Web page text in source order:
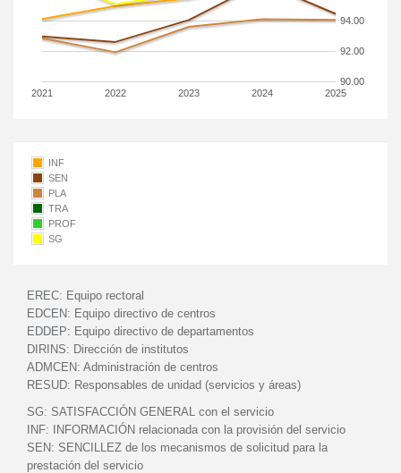
2021 2022 2023 2024 2025
90.00
92.00
94.00
INF
SEN
PLA
TRA
PROF
SG
EREC: Equipo rectoral
EDCEN: Equipo directivo de centros
EDDEP: Equipo directivo de departamentos
DIRINS: Dirección de institutos
ADMCEN: Administración de centros
RESUD: Responsables de unidad (servicios y áreas)
SG: SATISFACCIÓN GENERAL con el servicio
INF:
INFORMACIÓN relacionada con la provisión del servicio
SEN: SENCILLEZ de los mecanismos de solicitud para la
prestación del servicio